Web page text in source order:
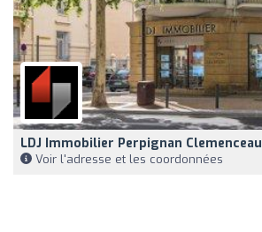
LDJ Immobilier Perpignan Clemenceau
Voir l'adresse et les coordonnées